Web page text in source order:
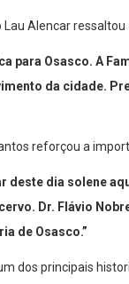
Alencar
para Osasco. A
da cidade.
reforçou a
deste dia solene
Dr. Flávio
de Osasco.”
dos principais